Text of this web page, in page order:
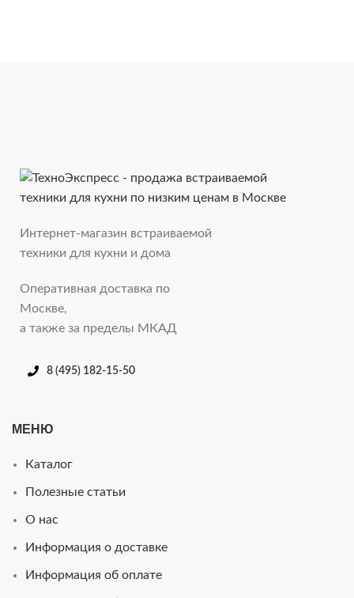
Интернет-магазин встраиваемой
техники для кухни и дома
Оперативная доставка по
Москве,
а также за пределы МКАД
8 (495) 182-15-50
МЕНЮ
Каталог
Полезные статьи
О нас
Информация о доставке
Информация об оплате